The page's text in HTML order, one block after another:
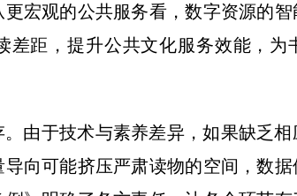
宏观的公共服务看，数字资源的
差距，提升公共文化服务效能，为
于技术与素养差异，如果缺乏相
向可能挤压严肃读物的空间，数